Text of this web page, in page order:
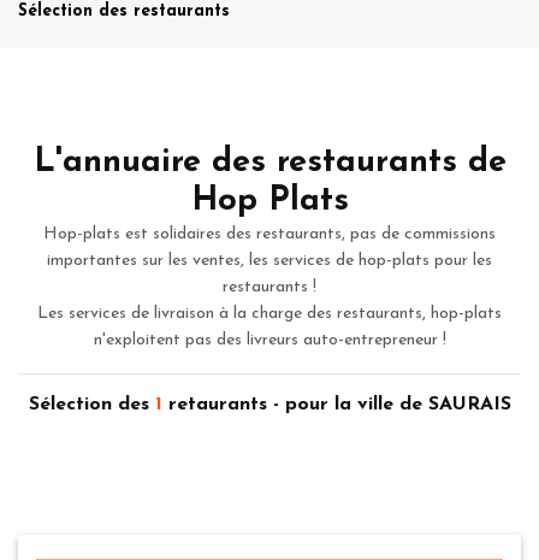
Sélection des restaurants
L'annuaire des restaurants de
Hop Plats
Hop-plats est solidaires des restaurants, pas de commissions
importantes sur les ventes, les services de hop-plats pour les
restaurants !
Les services de livraison à la charge des restaurants, hop-plats
n'exploitent pas des livreurs auto-entrepreneur !
Sélection des 1 retaurants - pour la ville de SAURAIS